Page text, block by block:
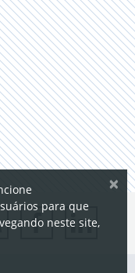
×
para que
neste site,